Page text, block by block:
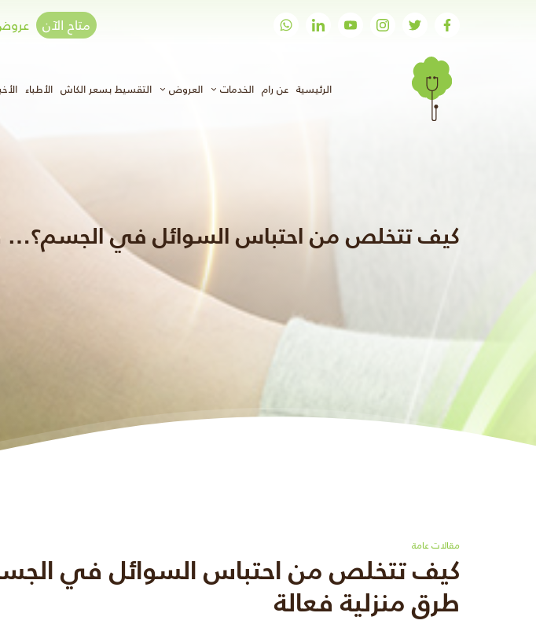
متاح الآن عروض
الرئيسية(الحالي)
عن رام الخدمات العروض التقسيط بسعر الكاش الأطباء
كيف تتخلص من احتباس السوائل في الجسم؟…
مقالات عامة
كيف تتخلص من احتباس السوائل في
طرق منزلية فعالة